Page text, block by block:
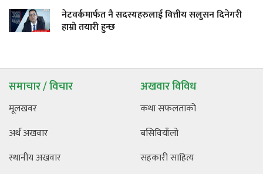
नेटवर्कमार्फत नै सदस्यहरुलाई वित्तीय सलुसन दिनेगरी
हाम्रो तयारी हुन्छ
समाचार / विचार
मूलखवर
अर्थ अखवार
स्थानीय अखवार
अखवार विविध
कथा सफलताको
बसिवियाँलो
सहकारी साहित्य